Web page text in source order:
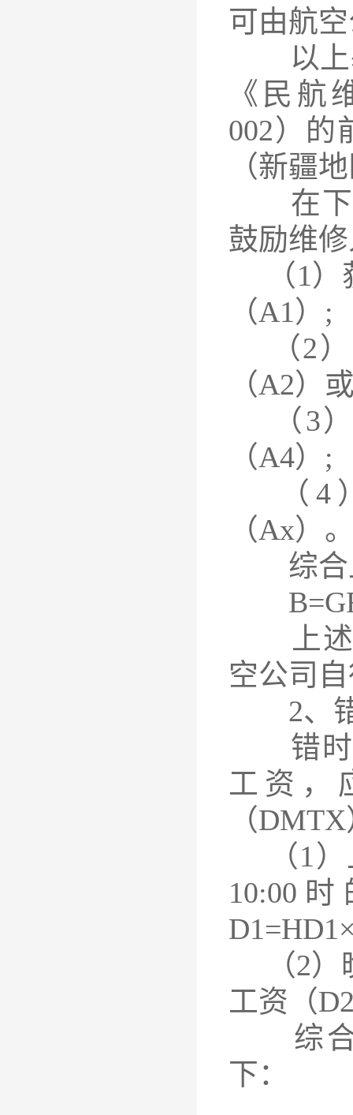
可由航
以上基
《民航
002）的
（新疆
在下
鼓励维
（1）
（A1）;
（2）
（A2）
（3）
（A4）;
（4）
（Ax）
综合上
上述
空公司
2、错
错时
工资，
（
（1）
10:00
（2）
工资（
综合
下：